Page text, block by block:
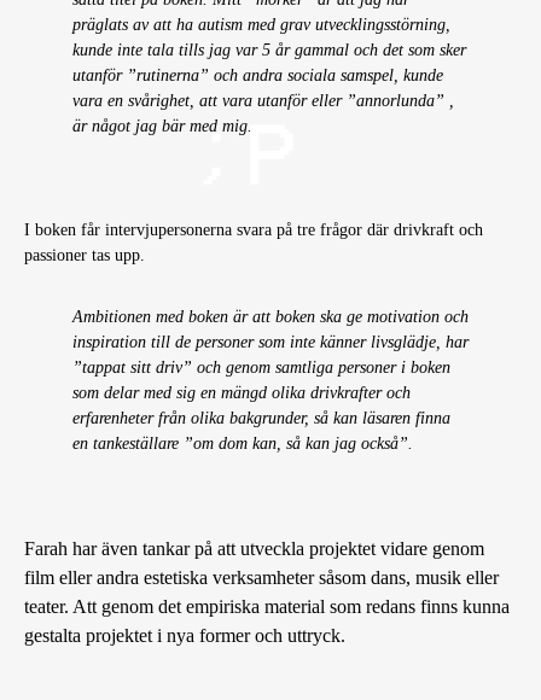
präglats av att ha autism med grav utvecklingsstörning,
kunde inte tala tills jag var 5 år gammal och det som sker
utanför ”rutinerna” och andra sociala samspel, kunde
vara en svårighet, att vara utanför eller ”annorlunda” ,
är något jag bär med mig.
I boken får intervjupersonerna svara på tre frågor där drivkraft och
passioner tas upp.
Ambitionen med boken är att boken ska ge motivation och
inspiration till de personer som inte känner livsglädje, har
”tappat sitt driv” och genom samtliga personer i boken
som delar med sig en mängd olika drivkrafter och
erfarenheter från olika bakgrunder, så kan läsaren finna
en tankeställare ”om dom kan, så kan jag också”.
Farah har även tankar på att utveckla projektet vidare genom
film eller andra estetiska verksamheter såsom dans, musik eller
teater. Att genom det empiriska material som redans finns kunna
gestalta projektet i nya former och uttryck.